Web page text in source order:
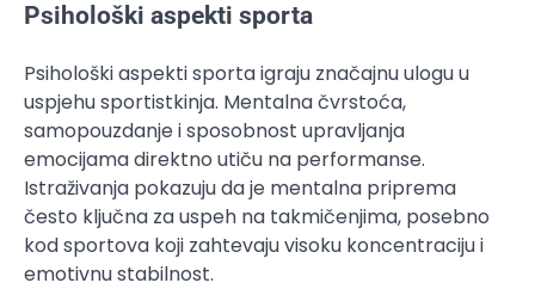
Psihološki aspekti sporta
Psihološki aspekti sporta igraju značajnu ulogu u
uspjehu sportistkinja. Mentalna čvrstoća,
samopouzdanje i sposobnost upravljanja
emocijama direktno utiču na performanse.
Istraživanja pokazuju da je mentalna priprema
često ključna za uspeh na takmičenjima, posebno
kod sportova koji zahtevaju visoku koncentraciju i
emotivnu stabilnost.